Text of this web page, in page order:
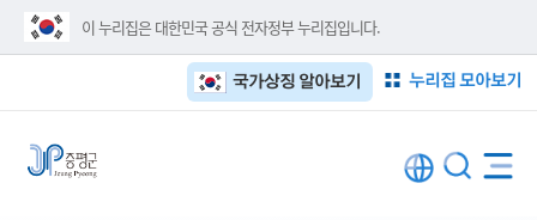
이 누리집은 대한민국 공식 전자정부 누리집입니다.
누리집 모아보기
국가상징 알아보기